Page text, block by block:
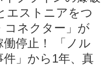
エストニアをつ
コネクター」が
停止！ 「ノル
件」から1年、真